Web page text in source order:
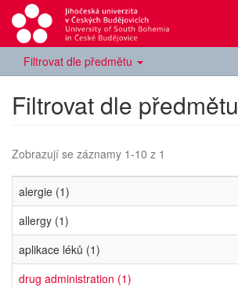
Filtrovat dle předmětu
Filtrovat dle předmětu
Zobrazují se záznamy 1-10 z 1
alergie (1)
allergy (1)
aplikace léků (1)
drug administration (1)